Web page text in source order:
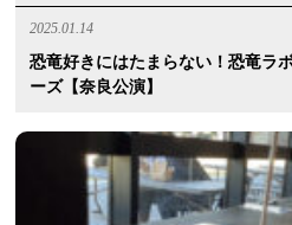
2025.01.14
恐竜好きにはたまらない！恐竜ラ
ーズ【奈良公演】